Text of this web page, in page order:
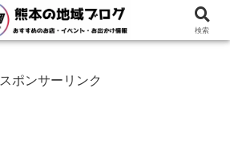
モーニング
スポンサーリンク
検索